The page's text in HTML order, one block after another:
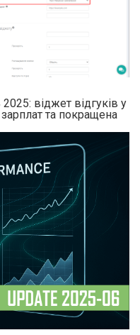
віджет відгуків у
та покращена